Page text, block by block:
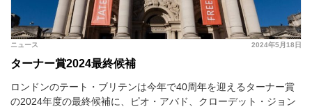
2024年5月18日
ニュース
ターナー賞2024最終候補
ロンドンのテート・ブリテンは今年で40周年を迎えるターナー賞
の2024年度の最終候補に、ピオ・アバド、クローデット・ジョン